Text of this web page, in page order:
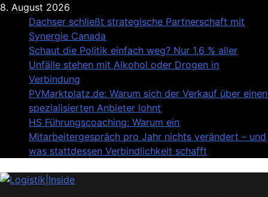
Skip
content
8. August 2026
Dachser schließt strategische Partnerschaft mit
Synergie Canada
Schaut die Politik einfach weg? Nur 1,6 % aller
Unfälle stehen mit Alkohol oder Drogen in
Verbindung
PVMarktplatz.de: Warum sich der Verkauf über einen
spezialisierten Anbieter lohnt
HS Führungscoaching: Warum ein
Mitarbeitergespräch pro Jahr nichts verändert – und
was stattdessen Verbindlichkeit schafft